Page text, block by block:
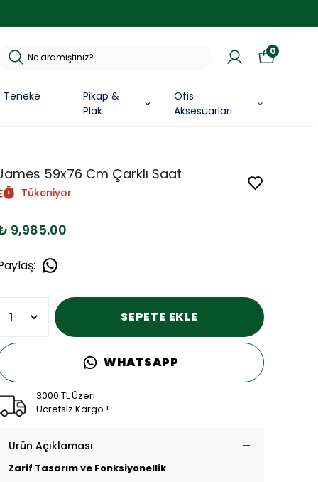
Teneke
Pikap &
Plak
Ofis
Aksesuarları
0
59x76 Cm Çarklı Saat
Tükeniyor
9,985.00
:
SEPETE EKLE
WHATSAPP
3000 TL Üzeri
Ücretsiz Kargo !
Ürün Açıklaması
Zarif Tasarım ve Fonksiyonellik